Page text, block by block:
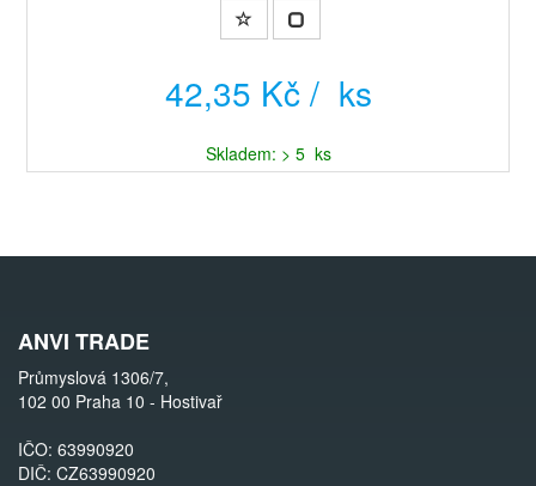
42,35 Kč / ks
Skladem: > 5 ks
ANVI TRADE
Průmyslová 1306/7,
102 00 Praha 10 - Hostivař
IČO: 63990920
DIČ: CZ63990920